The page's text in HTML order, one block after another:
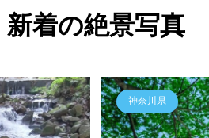
新着の絶景写真
神奈川県